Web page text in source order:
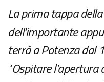
La prima tappa
dell'importante
terrà a Potenza dal
"Ospitare l'apertura